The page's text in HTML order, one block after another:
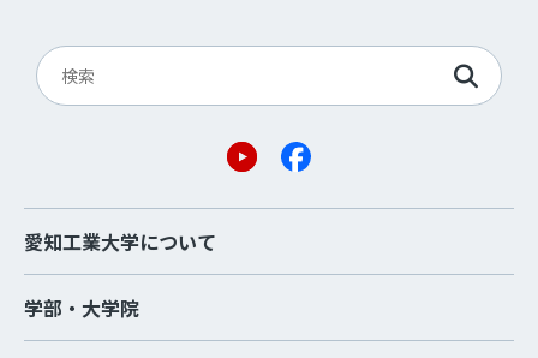
愛知工業大学について
学部・大学院